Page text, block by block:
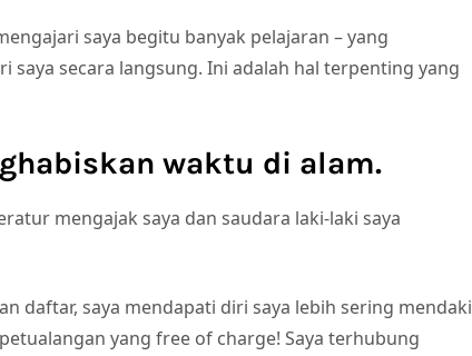
saya begitu banyak pelajaran – yang
saya secara langsung. Ini adalah hal terpenting yang
waktu di alam.
mengajak saya dan saudara laki-laki saya
daftar, saya mendapati diri saya lebih sering mendaki
yang free of charge! Saya terhubung